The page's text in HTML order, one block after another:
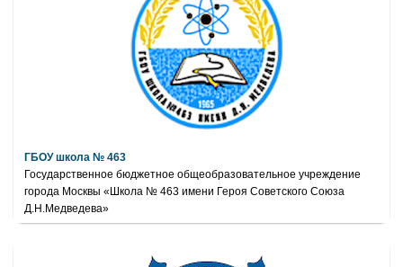
ГБОУ школа № 463
Государственное бюджетное общеобразовательное учреждение
города Москвы «Школа № 463 имени Героя Советского Союза
Д.Н.Медведева»